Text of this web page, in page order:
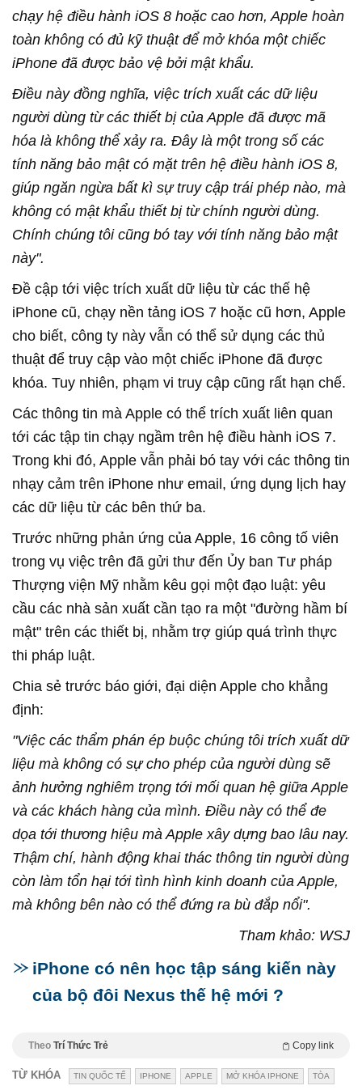
chạy hệ điều hành iOS 8 hoặc cao hơn, Apple hoàn
toàn không có đủ kỹ thuật để mở khóa một chiếc
iPhone đã được bảo vệ bởi mật khẩu.
Điều này đồng nghĩa, việc trích xuất các dữ liệu
người dùng từ các thiết bị của Apple đã được mã
hóa là không thể xảy ra. Đây là một trong số các
tính năng bảo mật có mặt trên hệ điều hành iOS 8,
giúp ngăn ngừa bất kì sự truy cập trái phép nào, mà
không có mật khẩu thiết bị từ chính người dùng.
Chính chúng tôi cũng bó tay với tính năng bảo mật
này".
Đề cập tới việc trích xuất dữ liệu từ các thế hệ
iPhone cũ, chạy nền tảng iOS 7 hoặc cũ hơn, Apple
cho biết, công ty này vẫn có thể sử dụng các thủ
thuật để truy cập vào một chiếc iPhone đã được
khóa. Tuy nhiên, phạm vi truy cập cũng rất hạn chế.
Các thông tin mà Apple có thể trích xuất liên quan
tới các tập tin chạy ngầm trên hệ điều hành iOS 7.
Trong khi đó, Apple vẫn phải bó tay với các thông tin
nhạy cảm trên iPhone như email, ứng dụng lịch hay
các dữ liệu từ các bên thứ ba.
Trước những phản ứng của Apple, 16 công tố viên
trong vụ việc trên đã gửi thư đến Ủy ban Tư pháp
Thượng viện Mỹ nhằm kêu gọi một đạo luật: yêu
cầu các nhà sản xuất cần tạo ra một "đường hầm bí
mật" trên các thiết bị, nhằm trợ giúp quá trình thực
thi pháp luật.
Chia sẻ trước báo giới, đại diện Apple cho khẳng
định:
"Việc các thẩm phán ép buộc chúng tôi trích xuất dữ
liệu mà không có sự cho phép của người dùng sẽ
ảnh hưởng nghiêm trọng tới mối quan hệ giữa Apple
và các khách hàng của mình. Điều này có thể đe
dọa tới thương hiệu mà Apple xây dựng bao lâu nay.
Thậm chí, hành động khai thác thông tin người dùng
còn làm tổn hại tới tình hình kinh doanh của Apple,
mà không bên nào có thể đứng ra bù đắp nổi".
Tham khảo: WSJ
iPhone có nên học tập sáng kiến này
của bộ đôi Nexus thế hệ mới ?
Theo Trí Thức Trẻ Copy link
TỪ KHÓA TIN QUỐC TẾ IPHONE APPLE MỞ KHÓA IPHONE TÒA